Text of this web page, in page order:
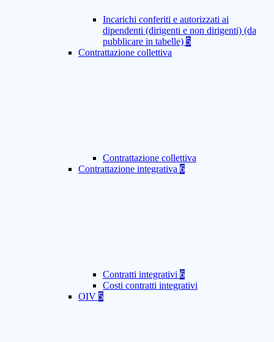
Incarichi conferiti e autorizzati ai
dipendenti (dirigenti e non dirigenti) (da
pubblicare in tabelle) 5
Contrattazione collettiva
Contrattazione collettiva
Contrattazione integrativa 6
Contratti integrativi 6
Costi contratti integrativi
OIV 5